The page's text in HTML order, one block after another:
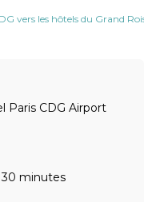
vers les hôtels du Grand Roissy
Paris CDG Airport
30 minutes